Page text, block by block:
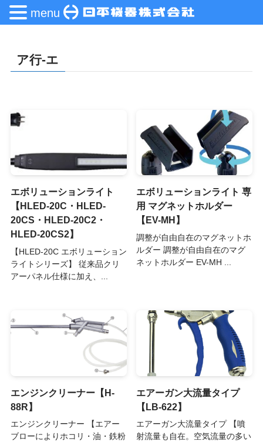
ア行-エ
エボリューションライト
【HLED-20C・HLED-
20CS・HLED-20C2・
HLED-20CS2】
【HLED-20C エボリューション
ライトシリーズ】 従来品クリ
アーパネル仕様に加え、...
エボリューションライト 専
用 マグネットホルダー
【EV-MH】
調整が自由自在のマグネットホ
ルダー 調整が自由自在のマグ
ネットホルダー EV-MH ...
エンジンクリーナー【H-
88R】
エンジンクリーナー 【エアー
ブローによりホコリ・油・鉄粉
エアーガン大流量タイプ
【LB-622】
エアーガン大流量タイプ 【噴
射流量も自在。空気流量の多い
menu